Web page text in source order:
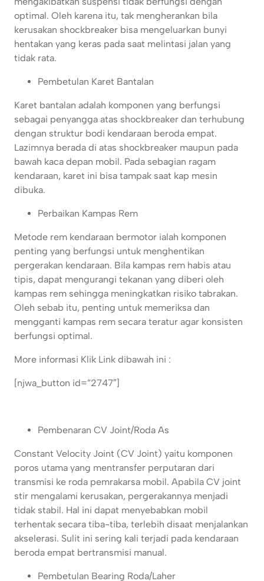
optimal. Oleh karena itu, tak mengherankan bila
kerusakan shockbreaker bisa mengeluarkan bunyi
hentakan yang keras pada saat melintasi jalan yang
tidak rata.
Pembetulan Karet Bantalan
Karet bantalan adalah komponen yang berfungsi
sebagai penyangga atas shockbreaker dan terhubung
dengan struktur bodi kendaraan beroda empat.
Lazimnya berada di atas shockbreaker maupun pada
bawah kaca depan mobil. Pada sebagian ragam
kendaraan, karet ini bisa tampak saat kap mesin
dibuka.
Perbaikan Kampas Rem
Metode rem kendaraan bermotor ialah komponen
penting yang berfungsi untuk menghentikan
pergerakan kendaraan. Bila kampas rem habis atau
tipis, dapat mengurangi tekanan yang diberi oleh
kampas rem sehingga meningkatkan risiko tabrakan.
Oleh sebab itu, penting untuk memeriksa dan
mengganti kampas rem secara teratur agar konsisten
berfungsi optimal.
More informasi Klik Link dibawah ini :
[njwa_button id=”2747″]
Pembenaran CV Joint/Roda As
Constant Velocity Joint (CV Joint) yaitu komponen
poros utama yang mentransfer perputaran dari
transmisi ke roda pemrakarsa mobil. Apabila CV joint
stir mengalami kerusakan, pergerakannya menjadi
tidak stabil. Hal ini dapat menyebabkan mobil
terhentak secara tiba-tiba, terlebih disaat menjalankan
akselerasi. Sulit ini sering kali terjadi pada kendaraan
beroda empat bertransmisi manual.
Pembetulan Bearing Roda/Laher